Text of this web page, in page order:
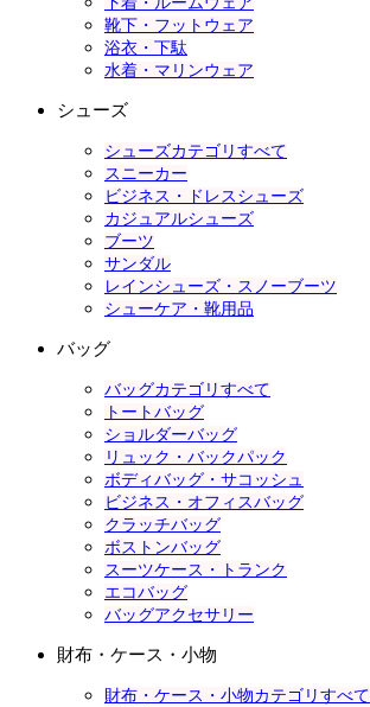
靴下・フットウェア
浴衣・下駄
水着・マリンウェア
シューズ
シューズカテゴリすべて
スニーカー
ビジネス・ドレスシューズ
カジュアルシューズ
ブーツ
サンダル
レインシューズ・スノーブーツ
シューケア・靴用品
バッグ
バッグカテゴリすべて
トートバッグ
ショルダーバッグ
リュック・バックパック
ボディバッグ・サコッシュ
ビジネス・オフィスバッグ
クラッチバッグ
ボストンバッグ
スーツケース・トランク
エコバッグ
バッグアクセサリー
財布・ケース・小物
財布・ケース・小物カテゴリすべて